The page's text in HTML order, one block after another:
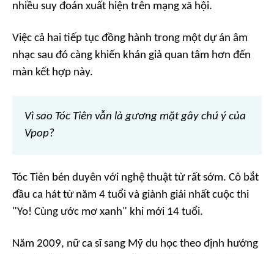
nhiều suy đoán xuất hiện trên mạng xã hội.
Việc cả hai tiếp tục đồng hành trong một dự án âm
nhạc sau đó càng khiến khán giả quan tâm hơn đến
màn kết hợp này.
Vì sao Tóc Tiên vẫn là gương mặt gây chú ý của
Vpop?
Tóc Tiên bén duyên với nghệ thuật từ rất sớm. Cô bắt
đầu ca hát từ năm 4 tuổi và giành giải nhất cuộc thi
"Yo! Cùng ước mơ xanh" khi mới 14 tuổi.
Năm 2009, nữ ca sĩ sang Mỹ du học theo định hướng